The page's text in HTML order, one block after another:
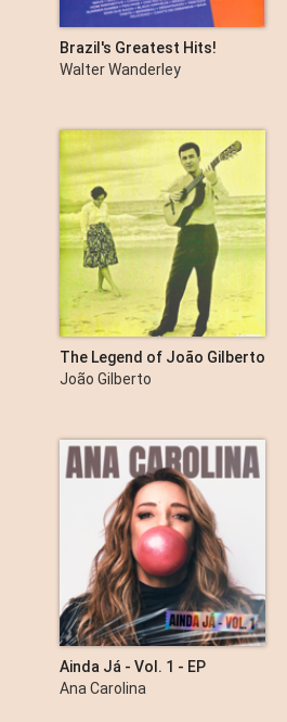
Brazil's Greatest Hits!
Walter Wanderley
The Legend of João Gilberto
1957 - 61 (Remastered)
João Gilberto
Ainda Já - Vol. 1 - EP
Ana Carolina